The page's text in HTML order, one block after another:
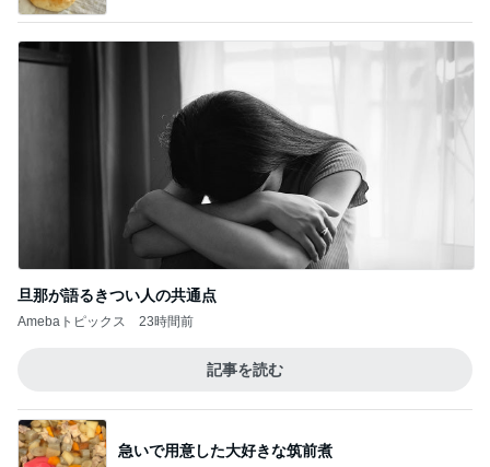
旦那が語るきつい人の共通点
Amebaトピックス 23時間前
記事を読む
急いで用意した大好きな筑前煮